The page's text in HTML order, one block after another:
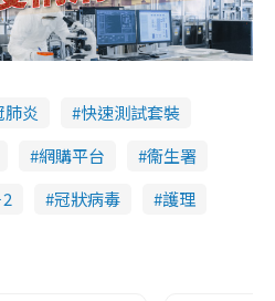
肺炎
快速測試套裝
網購平台
衞生署
冠狀病毒 護理